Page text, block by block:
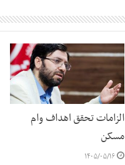
الزامات تحقق اهداف وام
مسکن
۱۴۰۵/۰۵/۱۶